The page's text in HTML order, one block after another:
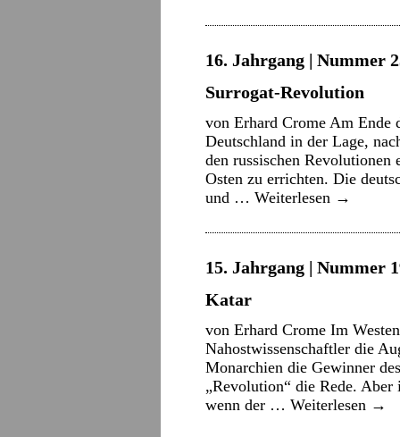
16. Jahrgang | Nummer
Surrogat-Revolution
von Erhard Crome Am Ende
Deutschland in der Lage,
den russischen
Osten zu errichten. Die
und … Weiterlesen →
15. Jahrgang | Nummer
Katar
von Erhard Crome Im
Nahostwissenschaftler die
Monarchien die Gewinner
„Revolution“ die Rede.
wenn der … Weiterlesen →